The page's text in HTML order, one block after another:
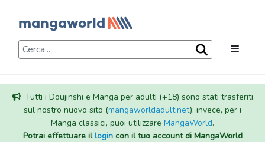
Tutti i Doujinshi e Manga per adulti (+18) sono stati trasferiti
sul nostro nuovo sito (mangaworldadult.net); invece, per i
Manga classici, puoi utilizzare MangaWorld.
Potrai effettuare illogincon il tuo account di MangaWorld